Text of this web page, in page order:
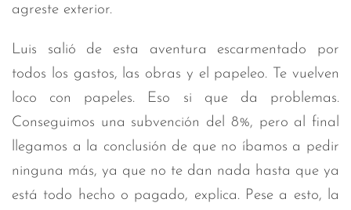
agreste exterior.
Luis salió de esta aventura escarmentado por
todos los gastos, las obras y el papeleo. Te vuelven
loco con papeles. Eso si que da problemas.
Conseguimos una subvención del 8%, pero al final
llegamos a la conclusión de que no íbamos a pedir
ninguna más, ya que no te dan nada hasta que ya
está todo hecho o pagado, explica. Pese a esto, la